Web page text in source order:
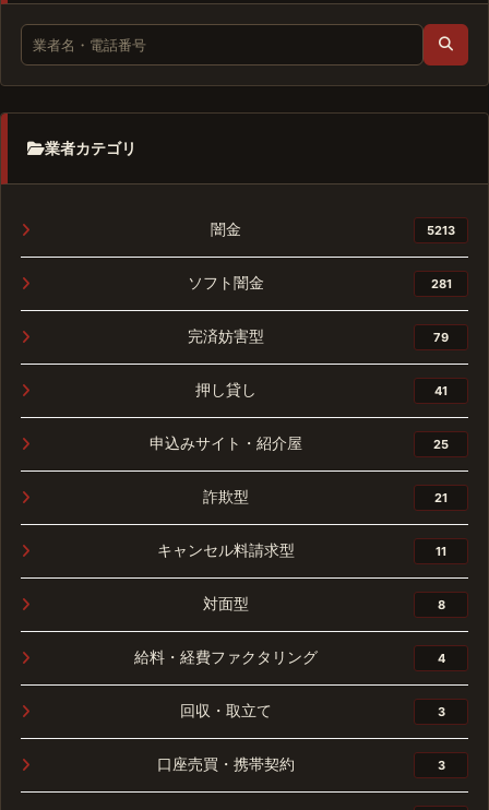
業者カテゴリ
闇金 5213
ソフト闇金 281
完済妨害型 79
押し貸し 41
申込みサイト・紹介屋 25
詐欺型 21
キャンセル料請求型 11
対面型 8
給料・経費ファクタリング 4
回収・取立て 3
口座売買・携帯契約 3